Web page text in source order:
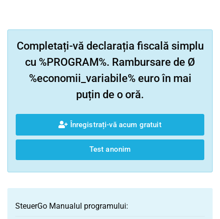
Completați-vă declarația fiscală simplu
cu %PROGRAM%. Rambursare de Ø
%economii_variabile% euro în mai
puțin de o oră.
Înregistrați-vă acum gratuit
Test anonim
SteuerGo Manualul programului: